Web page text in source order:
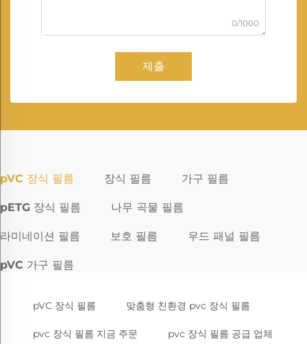
0/1000
제출
pVC 장식 필름 장식 필름 가구 필름
pETG 장식 필름 나무 곡물 필름
라미네이션 필름 보호 필름 우드 패널 필름
pVC 가구 필름
pVC 장식 필름 맞춤형 친환경 pvc 장식 필름
pvc 장식 필름 지금 주문 pvc 장식 필름 공급 업체